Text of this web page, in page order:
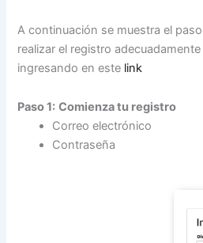
A continuación se muestra el
realizar el registro
ingresando en este link
Paso 1: Comienza tu registro
Correo electrónico
Contraseña